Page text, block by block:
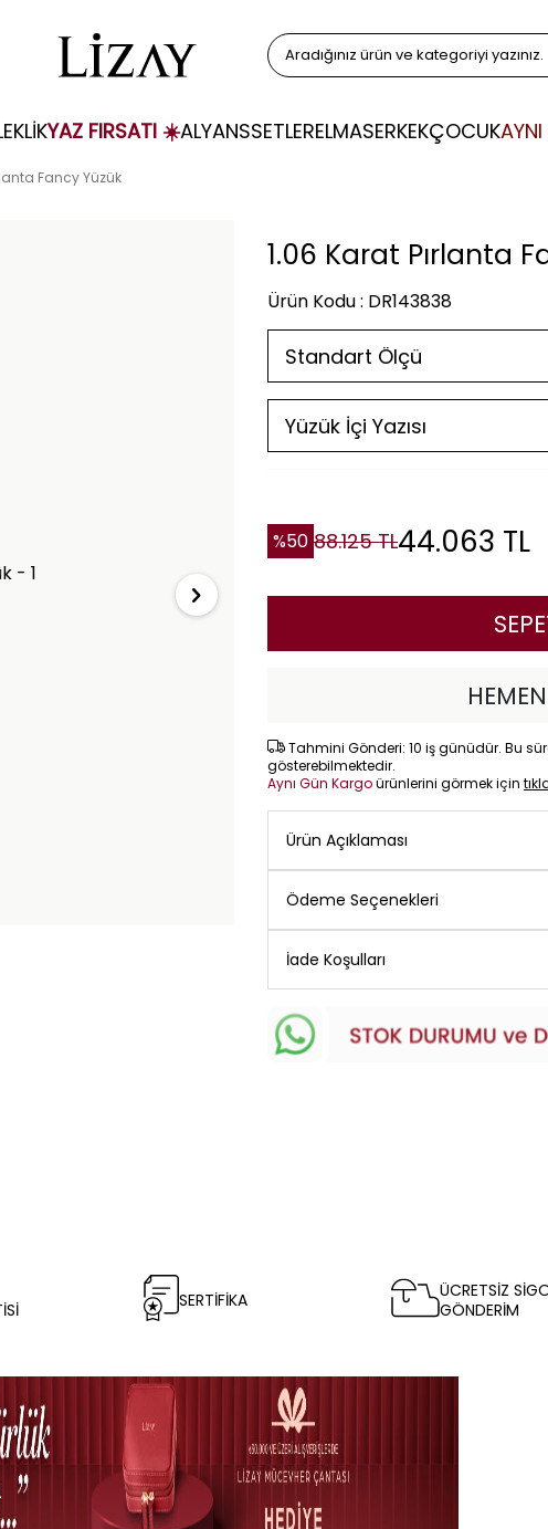
YAZ FIRSATI ☀️ALYANSSETLERELMASERKEKÇOCUK
Fancy Yüzük
1.06 Karat Pırlanta
Ürün Kodu : DR143838
%50 88.125TL44.063 TL
Tahmini Gönderi: 10 iş günüdür. Bu
gösterebilmektedir.
Aynı Gün Kargoürünlerini görmek için
Ürün Açıklaması
Ödeme Seçenekleri
İade Koşulları
SERTİFİKA
ÜCRETSİZ
GÖNDERİM